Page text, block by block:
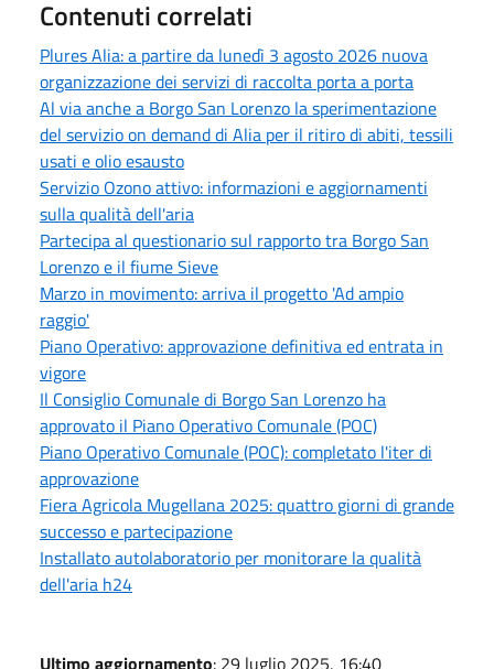
Contenuti correlati
Plures Alia: a partire da lunedì 3 agosto 2026 nuova
organizzazione dei servizi di raccolta porta a porta
Al via anche a Borgo San Lorenzo la sperimentazione
del servizio on demand di Alia per il ritiro di abiti, tessili
usati e olio esausto
Servizio Ozono attivo: informazioni e aggiornamenti
sulla qualità dell'aria
Partecipa al questionario sul rapporto tra Borgo San
Lorenzo e il fiume Sieve
Marzo in movimento: arriva il progetto 'Ad ampio
raggio'
Piano Operativo: approvazione definitiva ed entrata in
vigore
Il Consiglio Comunale di Borgo San Lorenzo ha
approvato il Piano Operativo Comunale (POC)
Piano Operativo Comunale (POC): completato l'iter di
approvazione
Fiera Agricola Mugellana 2025: quattro giorni di grande
successo e partecipazione
Installato autolaboratorio per monitorare la qualità
dell'aria h24
Ultimo aggiornamento: 29 luglio 2025, 16:40